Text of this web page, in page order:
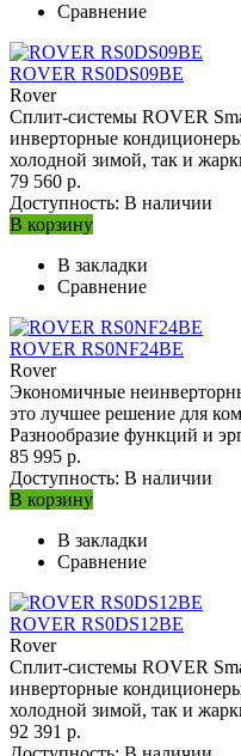
Сравнение
ROVER RS0DS09BE
Rover
Сплит-системы ROVER
инверторные
холодной зимой, так и
79 560 р.
Доступность: В наличии
В корзину
В закладки
Сравнение
ROVER RS0NF24BE
Rover
Экономичные
это лучшее решение для
Разнообразие функций и
85 995 р.
Доступность: В наличии
В корзину
В закладки
Сравнение
ROVER RS0DS12BE
Rover
Сплит-системы ROVER
инверторные
холодной зимой, так и
92 391 р.